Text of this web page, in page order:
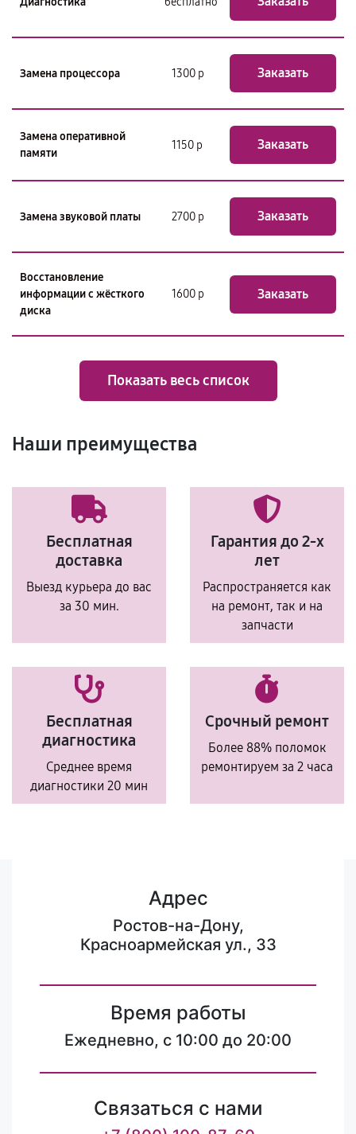
Замена процессора 1300 р Заказать
Замена оперативной
памяти
1150 р Заказать
Замена звуковой платы 2700 р Заказать
Восстановление
информации с жёсткого
диска
1600 р Заказать
Показать весь список
Наши преимущества
Бесплатная
доставка
Выезд курьера до вас
за 30 мин.
Гарантия до 2-х
лет
Распространяется как
на ремонт, так и на
запчасти
Бесплатная
диагностика
Среднее время
диагностики 20 мин
Срочный ремонт
Более 88% поломок
ремонтируем за 2 часа
Адрес
Ростов-на-Дону,
Красноармейская ул., 33
Время работы
Ежедневно, с 10:00 до 20:00
Связаться с нами